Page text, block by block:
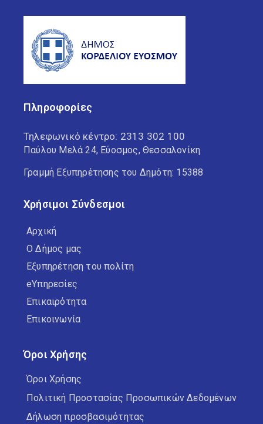
Πληροφορίες
Τηλεφωνικό κέντρο: 2313 302 100
Παύλου Μελά 24, Εύοσμος, Θεσσαλονίκη
Γραμμή Εξυπηρέτησης του Δημότη: 15388
Χρήσιμοι Σύνδεσμοι
Αρχική
Ο Δήμος μας
Εξυπηρέτηση του πολίτη
eΥπηρεσίες
Επικαιρότητα
Επικοινωνία
Όροι Χρήσης
Όροι Χρήσης
Πολιτική Προστασίας Προσωπικών Δεδομένων
Δήλωση προσβασιμότητας